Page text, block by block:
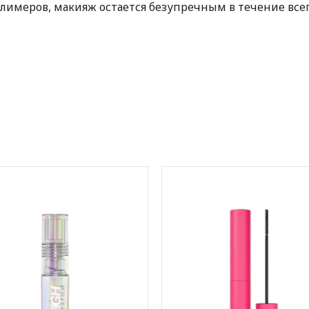
макияж остается безупречным в течение